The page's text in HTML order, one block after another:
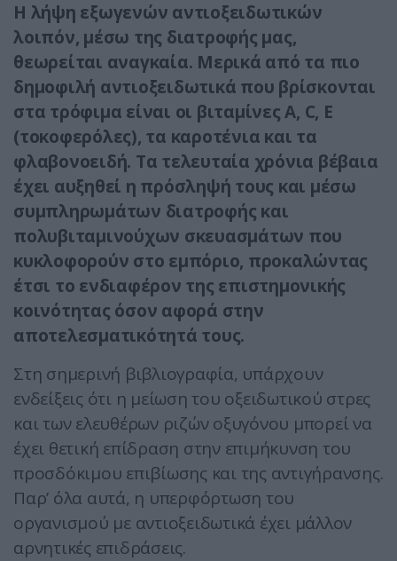
Η λήψη εξωγενών αντιοξειδωτικών
λοιπόν, μέσω της διατροφής μας,
θεωρείται αναγκαία. Μερικά από τα πιο
δημοφιλή αντιοξειδωτικά που βρίσκονται
στα τρόφιμα είναι οι βιταμίνες Α, C, E
(τοκοφερόλες), τα καροτένια και τα
φλαβονοειδή. Τα τελευταία χρόνια βέβαια
έχει αυξηθεί η πρόσληψή τους και μέσω
συμπληρωμάτων διατροφής και
πολυβιταμινούχων σκευασμάτων που
κυκλοφορούν στο εμπόριο, προκαλώντας
έτσι το ενδιαφέρον της επιστημονικής
κοινότητας όσον αφορά στην
αποτελεσματικότητά τους.
Στη σημερινή βιβλιογραφία, υπάρχουν
ενδείξεις ότι η μείωση του οξειδωτικού στρες
και των ελευθέρων ριζών οξυγόνου μπορεί να
έχει θετική επίδραση στην επιμήκυνση του
προσδόκιμου επιβίωσης και της αντιγήρανσης.
Παρ’ όλα αυτά, η υπερφόρτωση του
οργανισμού με αντιοξειδωτικά έχει μάλλον
αρνητικές επιδράσεις.